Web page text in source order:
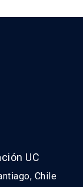
UC
Chile